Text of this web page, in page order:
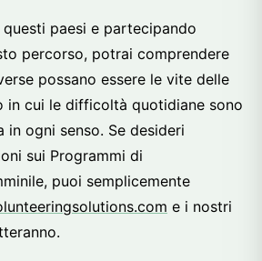
paesi e partecipando
percorso, potrai comprendere
possano essere le vite delle
in cui le difficoltà quotidiane sono
in ogni senso. Se desideri
sui Programmi di
puoi semplicemente
e i nostri